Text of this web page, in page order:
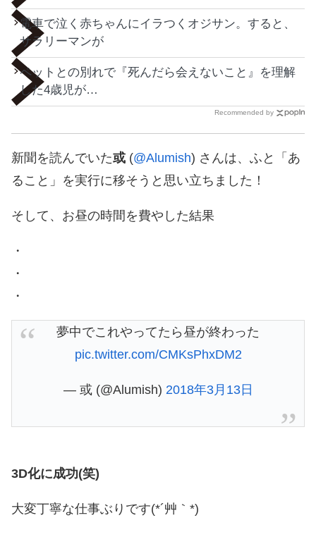
電車で泣く赤ちゃんにイラつくオジサン。すると、
サラリーマンが
ペットとの別れで『死んだら会えないこと』を理解
した4歳児が…
Recommended by
新聞を読んでいた或 (@Alumish) さんは、ふと「あ
ること」を実行に移そうと思い立ちました！
そして、お昼の時間を費やした結果
・
・
・
夢中でこれやってたら昼が終わった
pic.twitter.com/CMKsPhxDM2
— 或 (@Alumish) 2018年3月13日
3D化に成功(笑)
大変丁寧な仕事ぶりです(*´艸｀*)